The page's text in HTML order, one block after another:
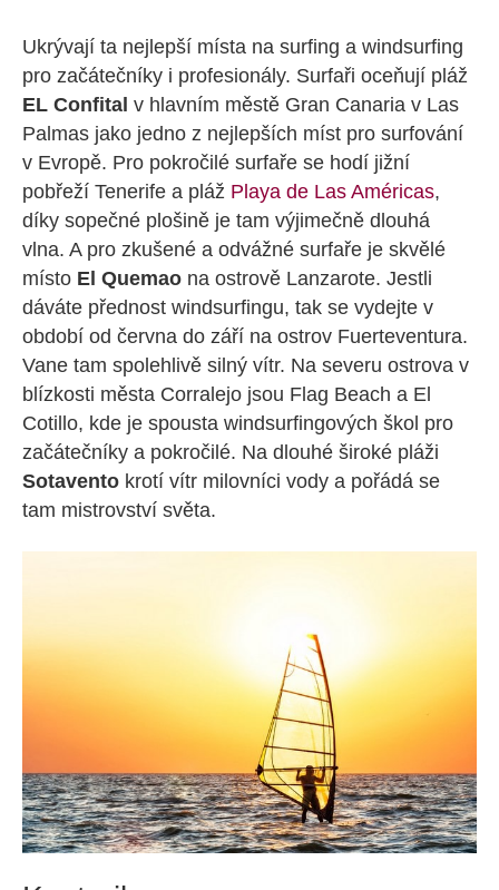
Ukrývají ta nejlepší místa na surfing a windsurfing
pro začátečníky i profesionály. Surfaři oceňují pláž
EL Confital v hlavním městě Gran Canaria v Las
Palmas jako jedno z nejlepších míst pro surfování
v Evropě. Pro pokročilé surfaře se hodí jižní
pobřeží Tenerife a pláž Playa de Las Américas,
díky sopečné plošině je tam výjimečně dlouhá
vlna. A pro zkušené a odvážné surfaře je skvělé
místo El Quemao na ostrově Lanzarote. Jestli
dáváte přednost windsurfingu, tak se vydejte v
období od června do září na ostrov Fuerteventura.
Vane tam spolehlivě silný vítr. Na severu ostrova v
blízkosti města Corralejo jsou Flag Beach a El
Cotillo, kde je spousta windsurfingových škol pro
začátečníky a pokročilé. Na dlouhé široké pláži
Sotavento krotí vítr milovníci vody a pořádá se
tam mistrovství světa.